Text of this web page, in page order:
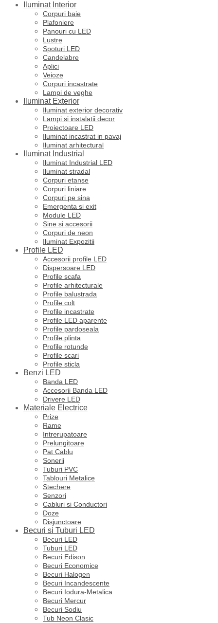
Iluminat Interior
Corpuri baie
Plafoniere
Panouri cu LED
Lustre
Spoturi LED
Candelabre
Aplici
Veioze
Corpuri incastrate
Lampi de veghe
Iluminat Exterior
Iluminat exterior decorativ
Lampi si instalatii decor
Proiectoare LED
Iluminat incastrat in pavaj
Iluminat arhitectural
Iluminat Industrial
Iluminat Industrial LED
Iluminat stradal
Corpuri etanse
Corpuri liniare
Corpuri pe sina
Emergenta si exit
Module LED
Sine si accesorii
Corpuri de neon
Iluminat Expozitii
Profile LED
Accesorii profile LED
Dispersoare LED
Profile scafa
Profile arhitecturale
Profile balustrada
Profile colt
Profile incastrate
Profile LED aparente
Profile pardoseala
Profile plinta
Profile rotunde
Profile scari
Profile sticla
Benzi LED
Banda LED
Accesorii Banda LED
Drivere LED
Materiale Electrice
Prize
Rame
Intrerupatoare
Prelungitoare
Pat Cablu
Sonerii
Tuburi PVC
Tablouri Metalice
Stechere
Senzori
Cabluri si Conductori
Doze
Disjunctoare
Becuri si Tuburi LED
Becuri LED
Tuburi LED
Becuri Edison
Becuri Economice
Becuri Halogen
Becuri Incandescente
Becuri Iodura-Metalica
Becuri Mercur
Becuri Sodiu
Tub Neon Clasic